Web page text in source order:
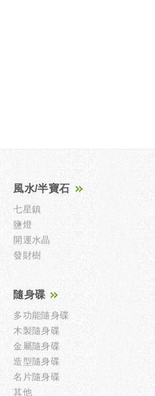
風水/半寶石
七星鎮
鹽燈
開運水晶
發財樹
隨身碟
多功能隨身碟
木製隨身碟
金屬隨身碟
造型隨身碟
名片隨身碟
其他